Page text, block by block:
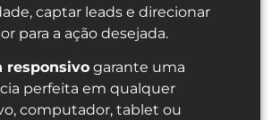
captar leads e direcionar
para a ação desejada.
responsivo garante uma
perfeita em qualquer
computador, tablet ou